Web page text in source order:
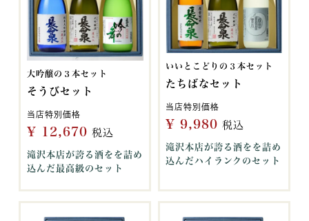
大吟醸の３本セット
そうびセット
当店特別価格
¥ 12,670 税込
滝沢本店が誇る酒をを詰め
込んだ最高級のセット
いいとこどりの３本セット
たちばなセット
当店特別価格
¥ 9,980 税込
滝沢本店が誇る酒をを詰め
込んだハイランクのセット